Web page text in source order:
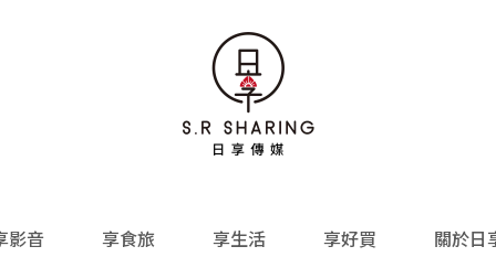
影音 享食旅 享生活 享好買 關於日